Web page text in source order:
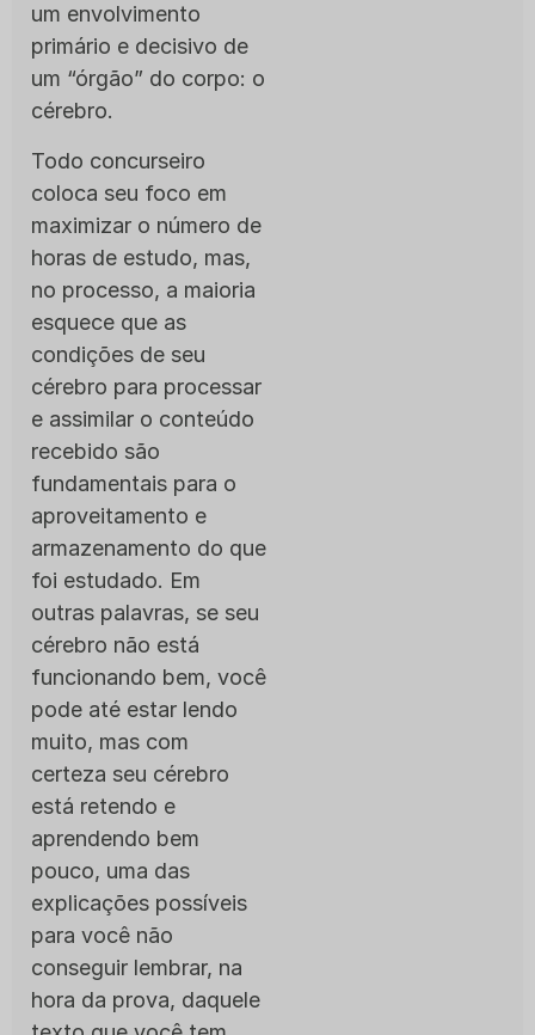
um envolvimento
primário e decisivo de
um “órgão” do corpo: o
cérebro.
Todo concurseiro
coloca seu foco em
maximizar o número de
horas de estudo, mas,
no processo, a maioria
esquece que as
condições de seu
cérebro para processar
e assimilar o conteúdo
recebido são
fundamentais para o
aproveitamento e
armazenamento do que
foi estudado. Em
outras palavras, se seu
cérebro não está
funcionando bem, você
pode até estar lendo
muito, mas com
certeza seu cérebro
está retendo e
aprendendo bem
pouco, uma das
explicações possíveis
para você não
conseguir lembrar, na
hora da prova, daquele